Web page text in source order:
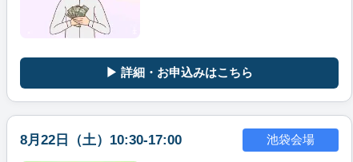
▶ 詳細・お申込みはこちら
8月22日（土）10:30-17:00 池袋会場